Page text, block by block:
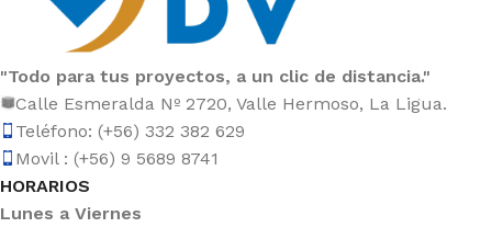
"Todo para tus proyectos, a un clic de distancia."
Calle Esmeralda Nº 2720, Valle Hermoso, La Ligua.
Teléfono: (+56) 332 382 629
Movil : (+56) 9 5689 8741
HORARIOS
Lunes a Viernes